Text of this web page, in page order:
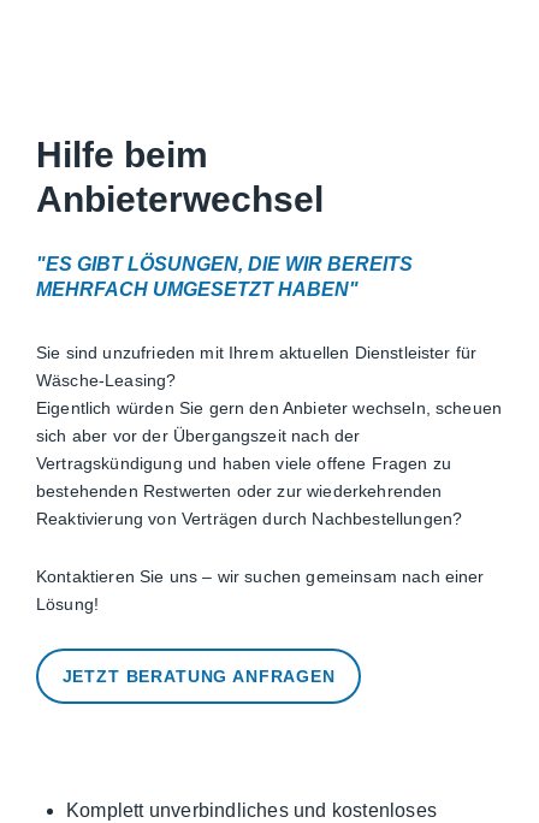
Hilfe beim
Anbieterwechsel
"ES GIBT LÖSUNGEN, DIE WIR BEREITS
MEHRFACH UMGESETZT HABEN"
Sie sind unzufrieden mit Ihrem aktuellen Dienstleister für
Wäsche-Leasing?
Eigentlich würden Sie gern den Anbieter wechseln, scheuen
sich aber vor der Übergangszeit nach der
Vertragskündigung und haben viele offene Fragen zu
bestehenden Restwerten oder zur wiederkehrenden
Reaktivierung von Verträgen durch Nachbestellungen?
Kontaktieren Sie uns – wir suchen gemeinsam nach einer
Lösung!
JETZT BERATUNG ANFRAGEN
Komplett unverbindliches und kostenloses